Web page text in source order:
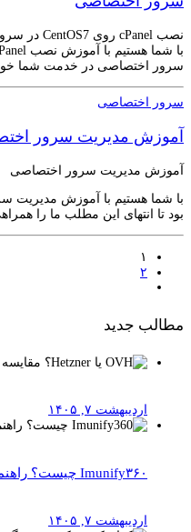
نصب cPanel روی CentOS7 در سرور مجازی یا سرور اختصاصی
سرور اختصاصی در خدمت شما
سرور اختصاصی
آموزش مدیریت سرور
آموزش مدیریت سرور اختصاصی
با شما هستیم با آموزش مدیریت
بود تا انتهای این مطلب ما را
۱
۲
مطالب جدید
اردیبهشت ۷, ۱۴۰۵
Imunify۳۶۰ چیست؟ راهنمای کامل امن
اردیبهشت ۷, ۱۴۰۵